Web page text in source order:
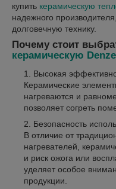
купить керамическую
надежного
долговечную технику.
Почему стоит
керамическую
Высокая
Керамические
нагреваются и
позволяет согреть
Безопасность
В отличие от
нагревателей,
и риск ожога или
уделяет особое
продукции.